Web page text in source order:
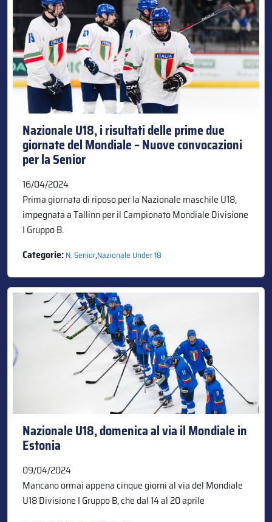
Nazionale U18, i risultati delle prime due
giornate del Mondiale – Nuove convocazioni
per la Senior
16/04/2024
Prima giornata di riposo per la Nazionale maschile U18,
impegnata a Tallinn per il Campionato Mondiale Divisione
I Gruppo B.
Categorie:N. Senior,Nazionale Under 18
Nazionale U18, domenica al via il Mondiale in
Estonia
09/04/2024
Mancano ormai appena cinque giorni al via del Mondiale
U18 Divisione I Gruppo B, che dal 14 al 20 aprile